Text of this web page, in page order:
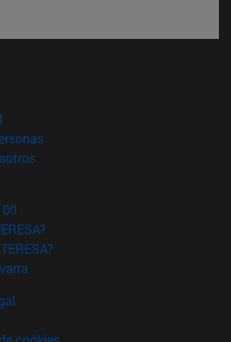
nueva ventana)
(abre en nueva ventana)
(abre en nueva ventana)